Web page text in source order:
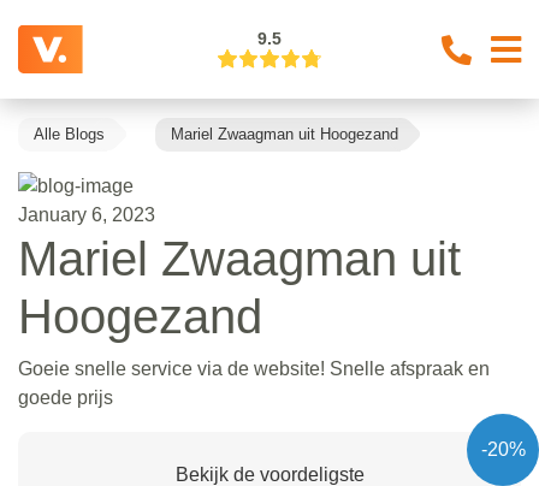
9.5
Alle Blogs Mariel Zwaagman uit Hoogezand
January 6, 2023
Mariel Zwaagman uit
Hoogezand
Goeie snelle service via de website! Snelle afspraak en
goede prijs
-20%
Bekijk de voordeligste